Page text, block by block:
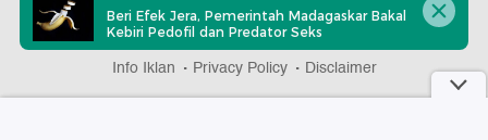
Redaksi Pedoman Media Siber Karir
Info Iklan
Privacy Policy Disclaimer
Beri Efek Jera, Pemerintah Madagaskar Bakal
Kebiri Pedofil dan Predator Seks